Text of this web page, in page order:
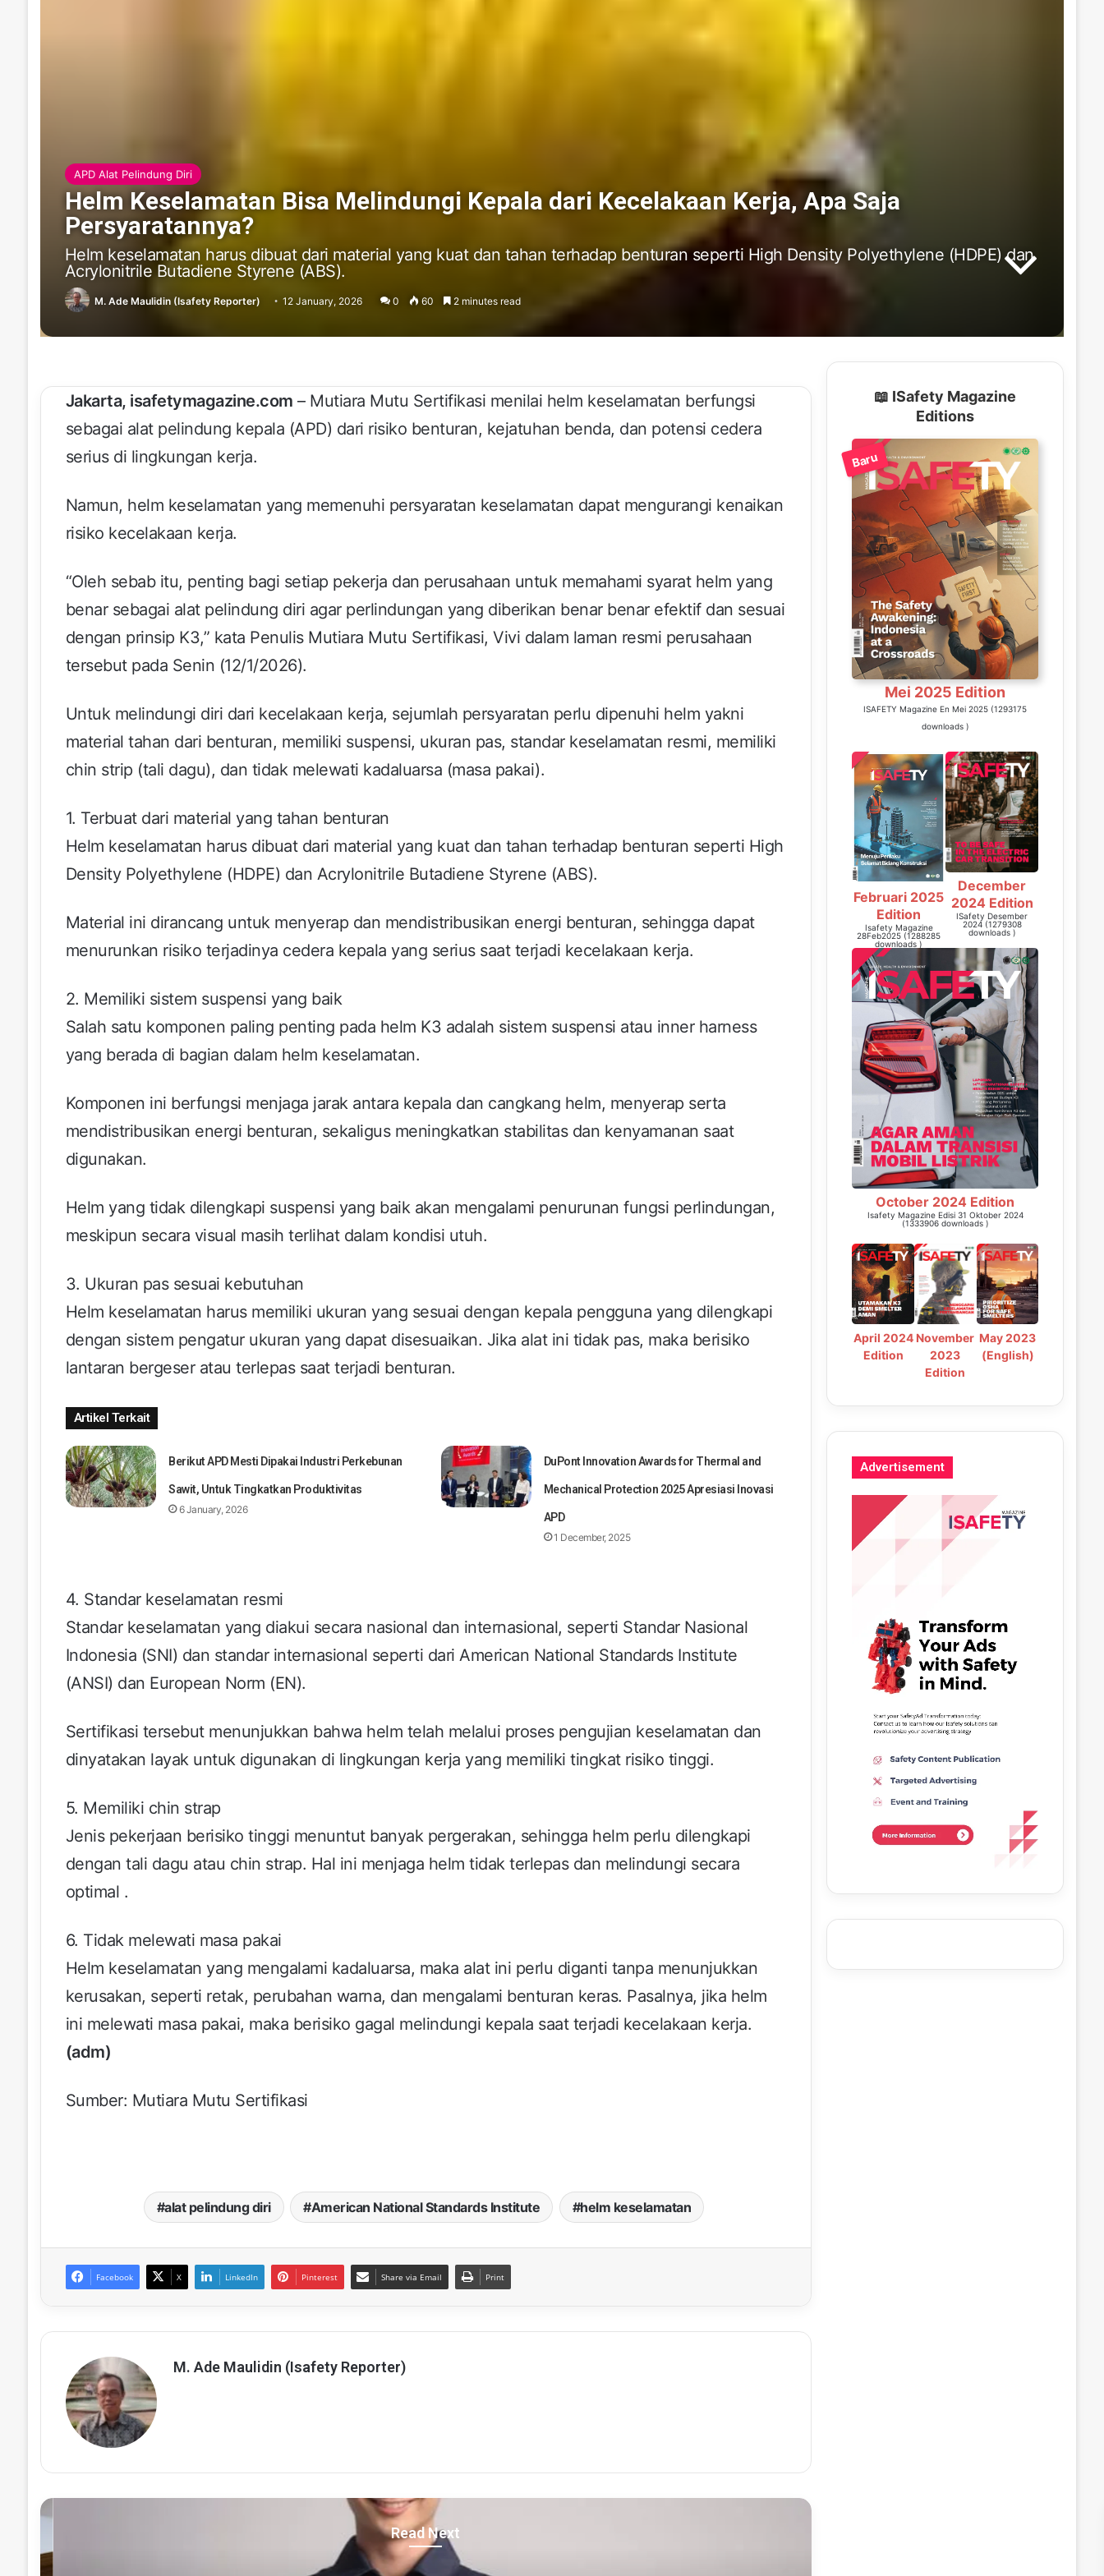
APD Alat Pelindung Diri
Helm Keselamatan Bisa Melindungi Kepala dari Kecelakaan Kerja, Apa Saja
Persyaratannya?
Helm keselamatan harus dibuat dari material yang kuat dan tahan terhadap benturan seperti High Density Polyethylene (HDPE) dan
Acrylonitrile Butadiene Styrene (ABS).
M. Ade Maulidin (Isafety Reporter) 12 January, 2026 0 60 2 minutes read
Jakarta, isafetymagazine.com – Mutiara Mutu Sertifikasi menilai helm keselamatan berfungsi
sebagai alat pelindung kepala (APD) dari risiko benturan, kejatuhan benda, dan potensi cedera
serius di lingkungan kerja.
Namun, helm keselamatan yang memenuhi persyaratan keselamatan dapat mengurangi kenaikan
risiko kecelakaan kerja.
“Oleh sebab itu, penting bagi setiap pekerja dan perusahaan untuk memahami syarat helm yang
benar sebagai alat pelindung diri agar perlindungan yang diberikan benar benar efektif dan sesuai
dengan prinsip K3,” kata Penulis Mutiara Mutu Sertifikasi, Vivi dalam laman resmi perusahaan
tersebut pada Senin (12/1/2026).
Untuk melindungi diri dari kecelakaan kerja, sejumlah persyaratan perlu dipenuhi helm yakni
material tahan dari benturan, memiliki suspensi, ukuran pas, standar keselamatan resmi, memiliki
chin strip (tali dagu), dan tidak melewati kadaluarsa (masa pakai).
1. Terbuat dari material yang tahan benturan
Helm keselamatan harus dibuat dari material yang kuat dan tahan terhadap benturan seperti High
Density Polyethylene (HDPE) dan Acrylonitrile Butadiene Styrene (ABS).
Material ini dirancang untuk menyerap dan mendistribusikan energi benturan, sehingga dapat
menurunkan risiko terjadinya cedera kepala yang serius saat terjadi kecelakaan kerja.
2. Memiliki sistem suspensi yang baik
Salah satu komponen paling penting pada helm K3 adalah sistem suspensi atau inner harness
yang berada di bagian dalam helm keselamatan.
Komponen ini berfungsi menjaga jarak antara kepala dan cangkang helm, menyerap serta
mendistribusikan energi benturan, sekaligus meningkatkan stabilitas dan kenyamanan saat
digunakan.
Helm yang tidak dilengkapi suspensi yang baik akan mengalami penurunan fungsi perlindungan,
meskipun secara visual masih terlihat dalam kondisi utuh.
3. Ukuran pas sesuai kebutuhan
Helm keselamatan harus memiliki ukuran yang sesuai dengan kepala pengguna yang dilengkapi
dengan sistem pengatur ukuran yang dapat disesuaikan. Jika alat ini tidak pas, maka berisiko
lantaran bergeser atau terlepas saat terjadi benturan.
Artikel Terkait
Berikut APD Mesti Dipakai Industri Perkebunan
Sawit, Untuk Tingkatkan Produktivitas
6 January, 2026
DuPont Innovation Awards for Thermal and
Mechanical Protection 2025 Apresiasi Inovasi
APD
1 December, 2025
4. Standar keselamatan resmi
Standar keselamatan yang diakui secara nasional dan internasional, seperti Standar Nasional
Indonesia (SNI) dan standar internasional seperti dari American National Standards Institute
(ANSI) dan European Norm (EN).
Sertifikasi tersebut menunjukkan bahwa helm telah melalui proses pengujian keselamatan dan
dinyatakan layak untuk digunakan di lingkungan kerja yang memiliki tingkat risiko tinggi.
5. Memiliki chin strap
Jenis pekerjaan berisiko tinggi menuntut banyak pergerakan, sehingga helm perlu dilengkapi
dengan tali dagu atau chin strap. Hal ini menjaga helm tidak terlepas dan melindungi secara
optimal .
6. Tidak melewati masa pakai
Helm keselamatan yang mengalami kadaluarsa, maka alat ini perlu diganti tanpa menunjukkan
kerusakan, seperti retak, perubahan warna, dan mengalami benturan keras. Pasalnya, jika helm
ini melewati masa pakai, maka berisiko gagal melindungi kepala saat terjadi kecelakaan kerja.
(adm)
Sumber: Mutiara Mutu Sertifikasi
alat pelindung diri American National Standards Institute helm keselamatan
Facebook X LinkedIn Pinterest Share via Email Print
M. Ade Maulidin (Isafety Reporter)
Read Next
📖 ISafety Magazine
Editions
Baru
Mei 2025 Edition
ISAFETY Magazine En Mei 2025 (1293175
downloads )
Februari 2025
Edition
Isafety Magazine
28Feb2025 (1288285
downloads )
December
2024 Edition
ISafety Desember
2024 (1279308
downloads )
October 2024 Edition
Isafety Magazine Edisi 31 Oktober 2024
(1333906 downloads )
April 2024
Edition
November
2023
Edition
May 2023
(English)
Advertisement